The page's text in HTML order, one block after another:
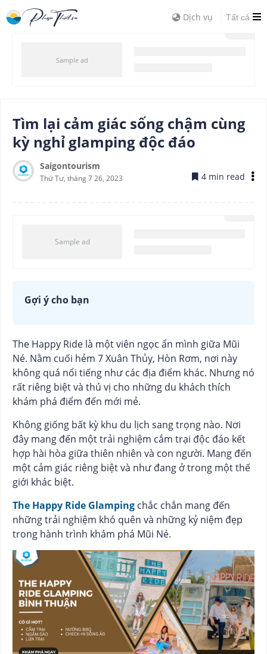
Dịch vụ Tất cả
Tìm lại cảm giác sống chậm cùng
kỳ nghỉ glamping độc đáo
Saigontourism
Thứ Tư, tháng 7 26, 2023 4 min read
Gợi ý cho bạn
The Happy Ride là một viên ngọc ẩn mình giữa Mũi
Né. Nằm cuối hẻm 7 Xuân Thủy, Hòn Rơm, nơi này
không quá nổi tiếng như các địa điểm khác. Nhưng nó
rất riêng biệt và thú vị cho những du khách thích
khám phá điểm đến mới mẻ.
Không giống bất kỳ khu du lịch sang trọng nào. Nơi
đây mang đến một trải nghiệm cắm trại độc đáo kết
hợp hài hòa giữa thiên nhiên và con người. Mang đến
một cảm giác riêng biệt và như đang ở trong một thế
giới khác biệt.
The Happy Ride Glamping chắc chắn mang đến
những trải nghiệm khó quên và những kỷ niệm đẹp
trong hành trình khám phá Mũi Né.